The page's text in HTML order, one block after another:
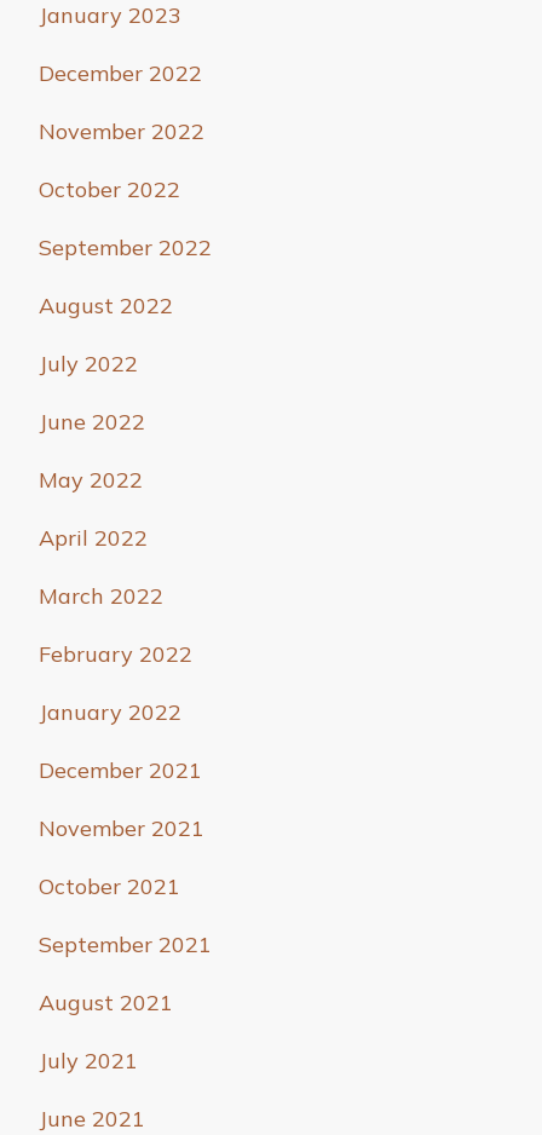
January 2023
December 2022
November 2022
October 2022
September 2022
August 2022
July 2022
June 2022
May 2022
April 2022
March 2022
February 2022
January 2022
December 2021
November 2021
October 2021
September 2021
August 2021
July 2021
June 2021